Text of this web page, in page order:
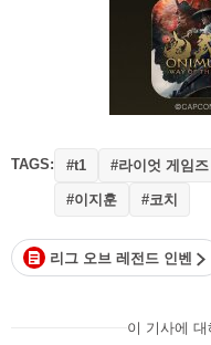
TAGS: #t1 #라이엇 게임
#이지훈 #코치
리그 오브 레전드 인벤
이 기사에